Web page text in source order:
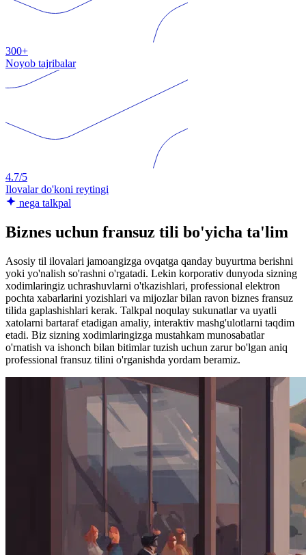
300+
Noyob tajribalar
4.7/5
Ilovalar do'koni reytingi
nega talkpal
Biznes uchun fransuz tili bo'yicha ta'lim
Asosiy til ilovalari jamoangizga ovqatga qanday buyurtma berishni
yoki yo'nalish so'rashni o'rgatadi. Lekin korporativ dunyoda sizning
xodimlaringiz uchrashuvlarni o'tkazishlari, professional elektron
pochta xabarlarini yozishlari va mijozlar bilan ravon biznes fransuz
tilida gaplashishlari kerak. Talkpal noqulay sukunatlar va uyatli
xatolarni bartaraf etadigan amaliy, interaktiv mashg'ulotlarni taqdim
etadi. Biz sizning xodimlaringizga mustahkam munosabatlar
o'rnatish va ishonch bilan bitimlar tuzish uchun zarur bo'lgan aniq
professional fransuz tilini o'rganishda yordam beramiz.